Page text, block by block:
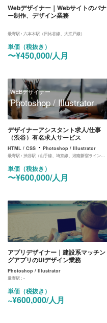
Webデザイナー｜Webサイトのバナ
ー制作、デザイン業務
最寄駅 : 六本木駅（日比谷線、大江戸線）
単価（税抜き）
〜¥450,000/人月
WEBデザイナー
Photoshop / Illustrator
デザイナーアシスタント求人/仕事
（渋谷）有名求人サービス
HTML / CSS ・ Photoshop / Illustrator
最寄駅 : 渋谷駅（山手線、埼京線、湘南新宿ライン、東横線、田園都市線、銀座線、半蔵門線、副都心線）
単価（税抜き）
〜¥600,000/人月
アプリデザイナー｜建設系マッチン
グアプリのUIデザイン業務
Photoshop / Illustrator
最寄駅 : -
単価（税抜き）
~¥600,000/人月